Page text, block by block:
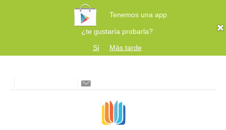
Tenemos una app
¿te gustaría probarla?
Sí
Más tarde